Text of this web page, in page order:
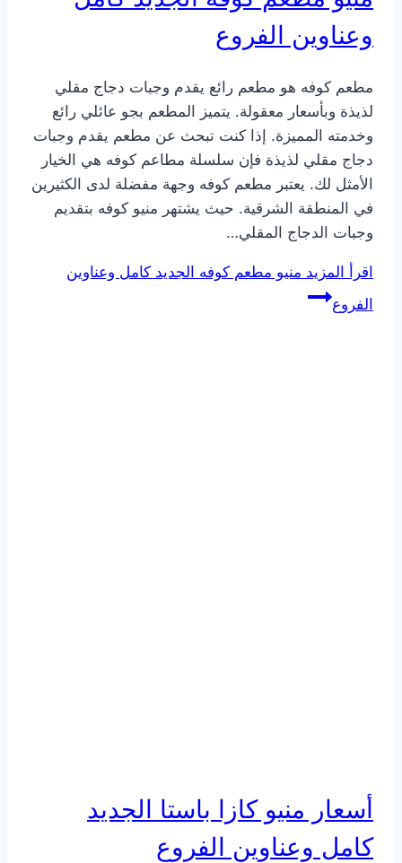
وعناوين الفروع
مطعم كوفه هو مطعم رائع يقدم وجبات دجاج مقلي
لذيذة وبأسعار معقولة. يتميز المطعم بجو عائلي رائع
وخدمته المميزة. إذا كنت تبحث عن مطعم يقدم وجبات
دجاج مقلي لذيذة فإن سلسلة مطاعم كوفه هي الخيار
الأمثل لك. يعتبر مطعم كوفه وجهة مفضلة لدى الكثيرين
في المنطقة الشرقية. حيث يشتهر منيو كوفه بتقديم
وجبات الدجاج المقلي…
اقرأ المزيد منيو مطعم كوفه الجديد كامل وعناوين
الفروع
أسعار منيو كازا باستا الجديد
كامل وعناوين الفروع